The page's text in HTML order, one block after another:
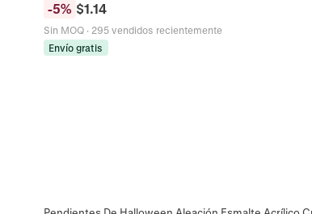
-5% $1.14
Sin MOQ· 295 vendidos recientemente
Envío gratis